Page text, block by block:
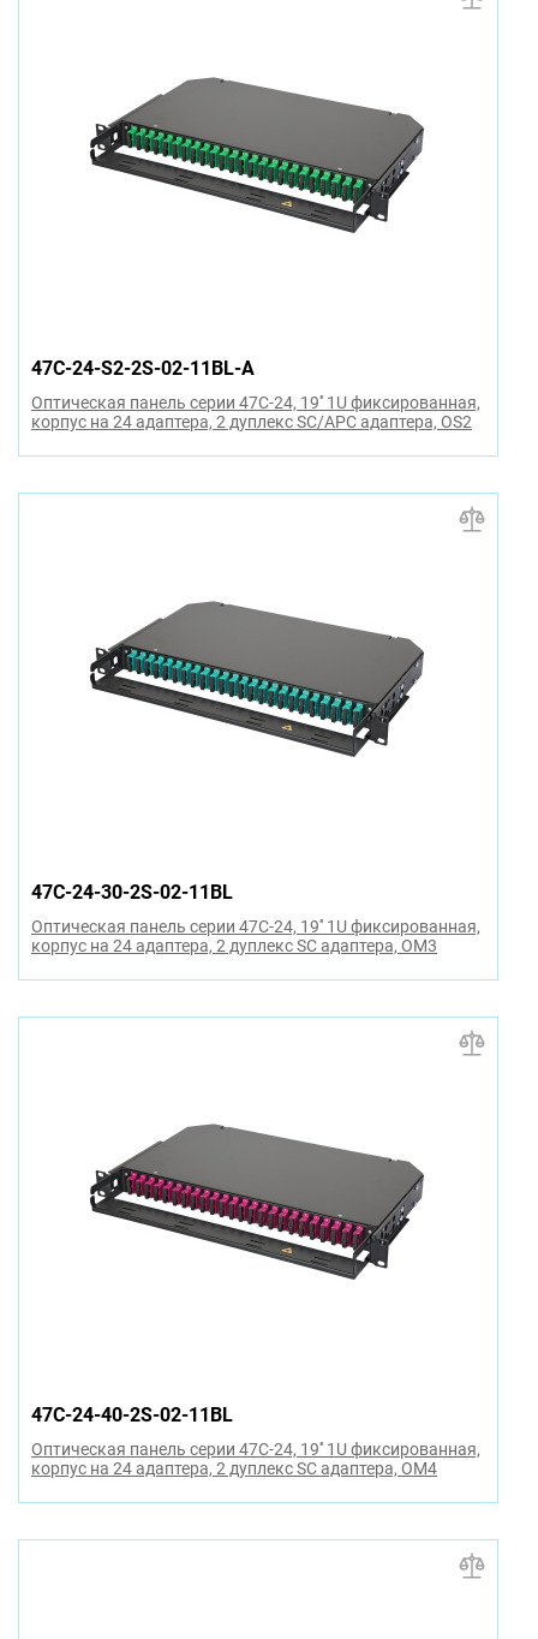
47C-24-S2-2S-02-11BL-A
Оптическая панель серии 47C-24, 19'' 1U фиксированная,
корпус на 24 адаптера, 2 дуплекс SC/APC адаптера, OS2
47C-24-30-2S-02-11BL
Оптическая панель серии 47C-24, 19'' 1U фиксированная,
корпус на 24 адаптера, 2 дуплекс SC адаптера, OM3
47C-24-40-2S-02-11BL
Оптическая панель серии 47C-24, 19'' 1U фиксированная,
корпус на 24 адаптера, 2 дуплекс SC адаптера, OM4